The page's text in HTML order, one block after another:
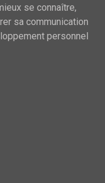
se connaître,
sa communication
personnel